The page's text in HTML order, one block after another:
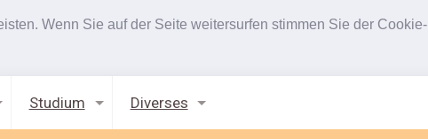
Wenn Sie auf der Seite weitersurfen stimmen Sie der Cookie-
Studium Diverses